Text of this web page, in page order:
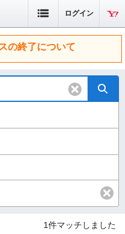
ログイン
の終了について
1件マッチしました